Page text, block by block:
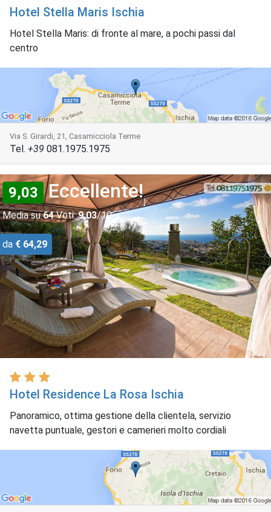
Hotel Stella Maris Ischia
Hotel Stella Maris: di fronte al mare, a pochi passi dal
centro
Via S. Girardi, 21, Casamicciola Terme
Tel. +39 081.1975.1975
9,03 Eccellente!
Media su64Voti: 9,03/10
da € 64,29
Hotel Residence La Rosa Ischia
Panoramico, ottima gestione della clientela, servizio
navetta puntuale, gestori e camerieri molto cordiali